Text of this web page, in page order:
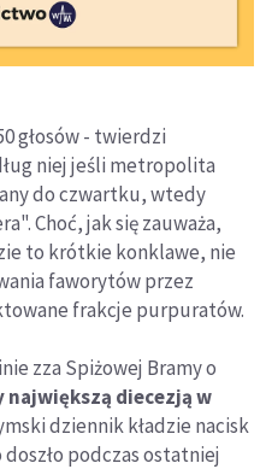
głosów - twierdzi
niej jeśli metropolita
do czwartku, wtedy
Choć, jak się zauważa,
to krótkie konklawe, nie
faworytów przez
frakcje purpuratów.
zza Spiżowej Bramy o
diecezją w
dziennik kładzie nacisk
podczas ostatniej